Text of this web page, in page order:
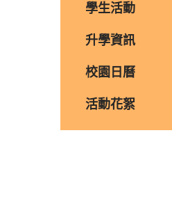
學生活動
升學資訊
校園日曆
活動花絮